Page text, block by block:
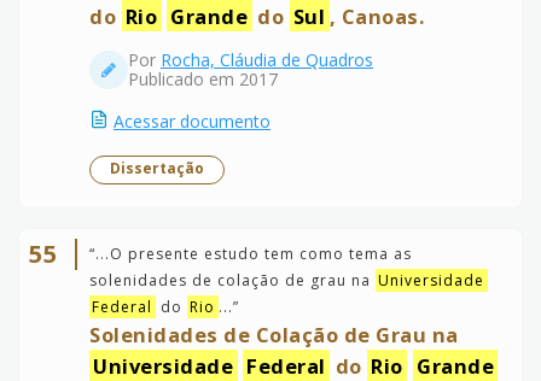
do Rio Grande do Sul , Canoas.
Por Rocha, Cláudia de Quadros
Publicado em 2017
Acessar documento
Dissertação
55 “...O presente estudo tem como tema as
solenidades de colação de grau na Universidade
Federal do Rio ...”
Solenidades de Colação de Grau na
Universidade Federal do Rio Grande